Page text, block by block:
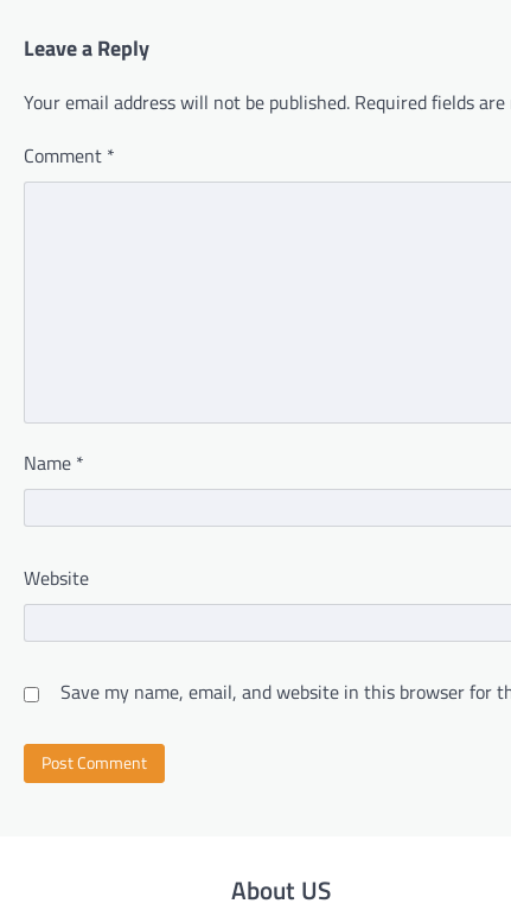
Leave a Reply
Your email address will not be published. Required fields
Comment *
Name *
Website
Save my name, email, and website in this browser for
About US